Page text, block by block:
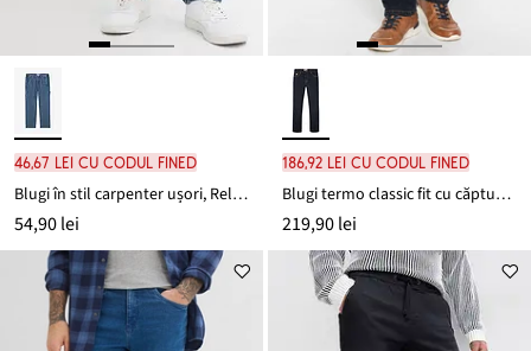
46,67 lei cu codul FINED
Blugi în stil carpenter ușori, Relaxed Fit, cu talie elastică, straight
54,90 lei
186,92 lei cu codul FINED
Blugi termo classic fit cu căptușeală fleece călduroasă
219,90 lei